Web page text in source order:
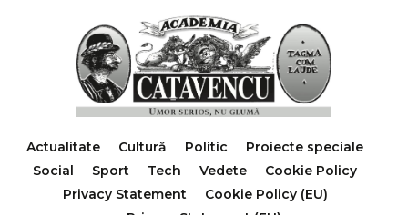
Actualitate Cultură Politic
Proiecte speciale
Social
Sport Tech Vedete
Cookie Policy
Privacy Statement
Cookie Policy (EU)